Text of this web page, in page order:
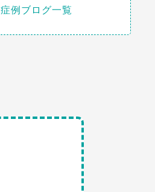
症例ブログ一覧